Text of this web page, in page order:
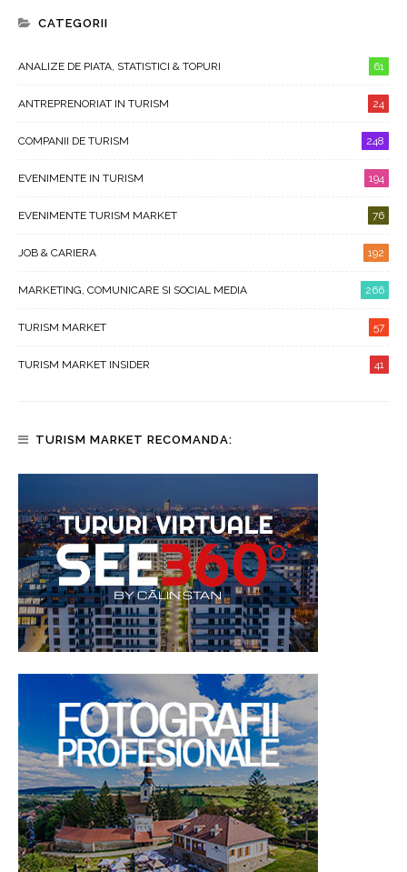
CATEGORII
ANALIZE DE PIATA, STATISTICI & TOPURI 61
ANTREPRENORIAT IN TURISM 24
COMPANII DE TURISM 248
EVENIMENTE IN TURISM 194
EVENIMENTE TURISM MARKET 76
JOB & CARIERA 192
MARKETING, COMUNICARE SI SOCIAL MEDIA 266
TURISM MARKET 57
TURISM MARKET INSIDER 41
TURISM MARKET RECOMANDA: